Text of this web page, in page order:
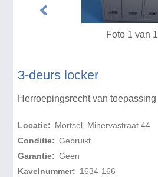
3-deurs locker
Herroepingsrecht van toepassing
Locatie: Mortsel, Minervastraat 44
Conditie: Gebruikt
Garantie: Geen
Kavelnummer: 1634-166
Foto 1 van 1